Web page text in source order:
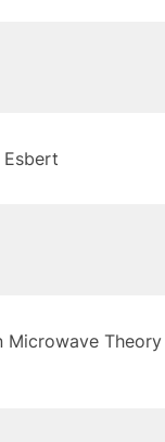
Esbert
Microwave Theory